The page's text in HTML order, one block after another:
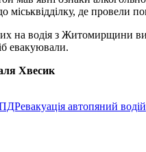
міськвідділку, де провели
на водія з Житомирщини
евакуювали.
Хвесик
евакуація автопяний водій